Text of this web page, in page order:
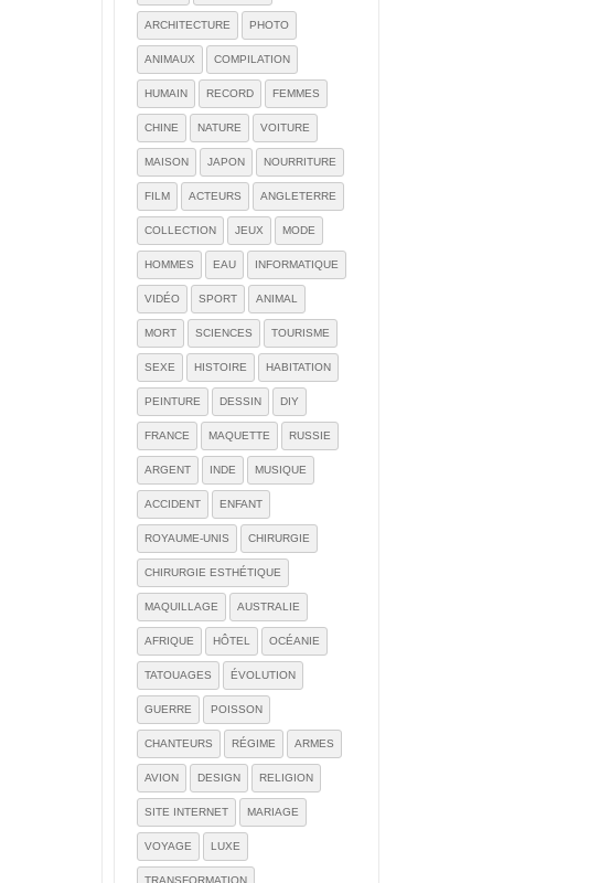
ARCHITECTURE PHOTO
ANIMAUX COMPILATION
HUMAIN RECORD FEMMES
CHINE NATURE VOITURE
MAISON JAPON NOURRITURE
FILM ACTEURS ANGLETERRE
COLLECTION JEUX MODE
HOMMES EAU INFORMATIQUE
VIDÉO SPORT ANIMAL
MORT SCIENCES TOURISME
SEXE HISTOIRE HABITATION
PEINTURE DESSIN DIY
FRANCE MAQUETTE RUSSIE
ARGENT INDE MUSIQUE
ACCIDENT ENFANT
ROYAUME-UNIS CHIRURGIE
CHIRURGIE ESTHÉTIQUE
MAQUILLAGE AUSTRALIE
AFRIQUE HÔTEL OCÉANIE
TATOUAGES ÉVOLUTION
GUERRE POISSON
CHANTEURS RÉGIME ARMES
AVION DESIGN RELIGION
SITE INTERNET MARIAGE
VOYAGE LUXE
TRANSFORMATION